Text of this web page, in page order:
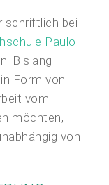
schriftlich bei
Paulo
Bislang
Form von
vom
möchten,
von